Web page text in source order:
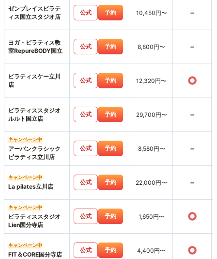
ゼンプレイスピラテ
ィス国立スタジオ店
公式 予約 10,450円〜 -
ヨガ・ピラティス教
室RepureBODY国立
公式 予約 8,800円〜 -
ピラティスケー立川
店
公式 予約 12,320円〜 ○
ピラティススタジオ
ルルト国立店
公式 予約 29,700円〜 -
キャンペーン中
アーバンクラシック
ピラティス立川店
公式 予約 8,580円〜 -
キャンペーン中
La pilates立川店
公式 予約 22,000円〜 -
キャンペーン中
ピラティススタジオ
Lien国分寺店
公式 予約 1,650円〜 ○
キャンペーン中
FIT＆CORE国分寺店
公式 予約 4,400円〜 ○